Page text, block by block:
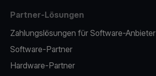
Partner-Lösungen
Zahlungslösungen für Software-Anbieter
Software-Partner
Hardware-Partner